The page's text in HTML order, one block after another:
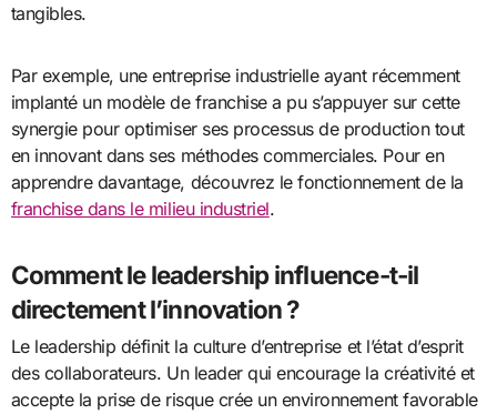
tangibles.
Par exemple, une entreprise industrielle ayant récemment
implanté un modèle de franchise a pu s’appuyer sur cette
synergie pour optimiser ses processus de production tout
en innovant dans ses méthodes commerciales. Pour en
apprendre davantage, découvrez le fonctionnement de la
franchise dans le milieu industriel.
Comment le leadership influence-t-il
directement l’innovation ?
Le leadership définit la culture d’entreprise et l’état d’esprit
des collaborateurs. Un leader qui encourage la créativité et
accepte la prise de risque crée un environnement favorable